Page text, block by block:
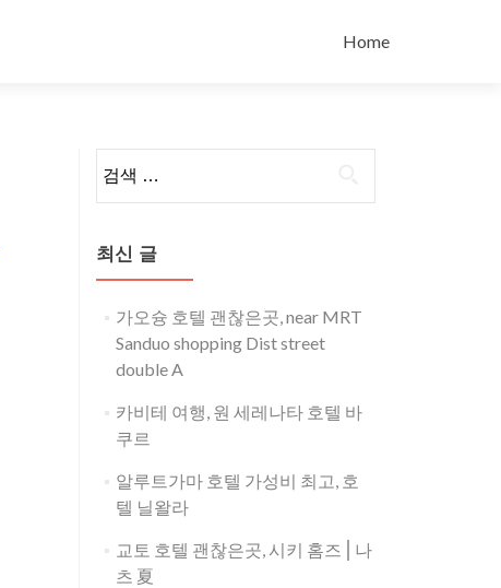
텐
Home
색:
최신 글
가오슝 호텔 괜찮은곳, near MRT
Sanduo shopping Dist street
double A
카비테 여행, 원 세레나타 호텔 바
쿠르
알루트가마 호텔 가성비 최고, 호
텔 닐왈라
교토 호텔 괜찮은곳, 시키 홈즈⎪나
츠 夏